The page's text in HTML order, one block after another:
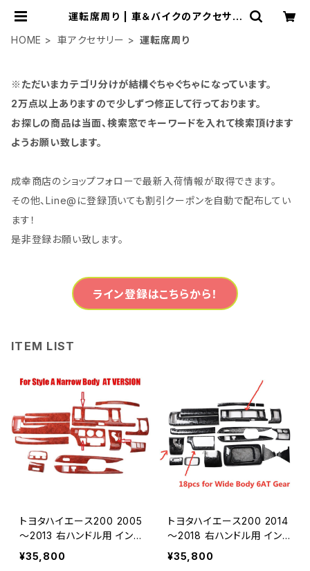
運転席周り | 車＆バイクのアクセサリ
「成幸商店」
HOME 車アクセサリー 運転席周り
※ただいまカテゴリ分けが結構ぐちゃぐちゃになっています。
2万点以上ありますので少しずつ修正して行っております。
お探しの商品は当面、検索窓でキーワードを入れて検索頂けます
ようお願い致します。
成幸商店のショップフォローで最新入荷情報が取得できます。
その他、Line@に登録頂いても割引クーポンを自動で配布してい
ます！
是非登録お願い致します。
ライン登録はこちらから！
ITEM LIST
トヨタハイエース200 2005
～2013 右ハンドル用 イン
サイドパネル 木目調 茶 セ
ンターコンソールステッカー
¥35,800
トヨタハイエース200 2014
～2018 右ハンドル用 イン
サイドパネル 木目調センタ
ーコンソールステッカー 車
¥35,800